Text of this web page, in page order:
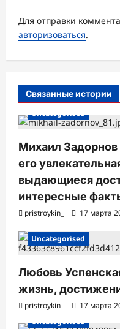
п
и
с
и
Для отправки
авторизоваться.
Связанные истории
Uncategorised
Михаил Задорнов
его
выдающиеся
интересные
pristroykin_ 17 марта
Uncategorised
Любовь
жизнь,
pristroykin_ 17 марта
Uncategorised